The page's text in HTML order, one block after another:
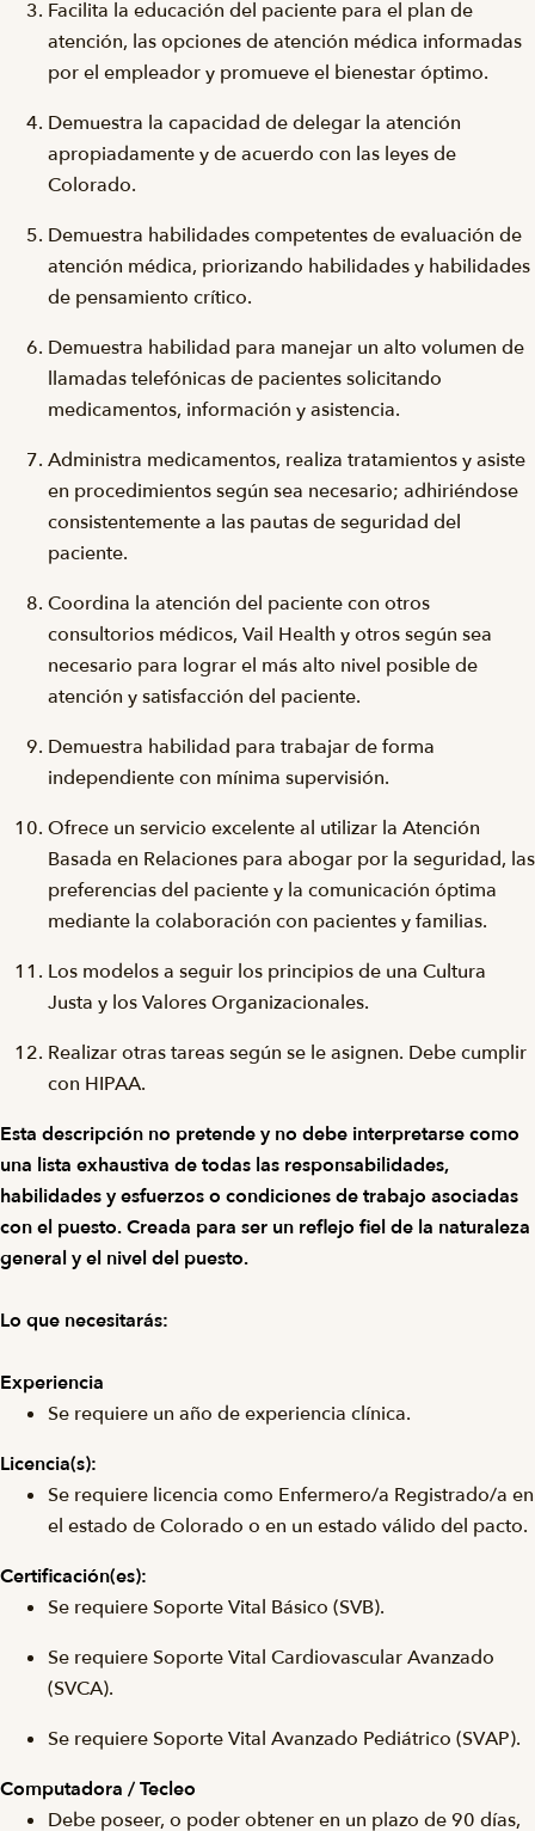
Facilita la educación del paciente para el plan de
atención, las opciones de atención médica informadas
por el empleador y promueve el bienestar óptimo.
Demuestra la capacidad de delegar la atención
apropiadamente y de acuerdo con las leyes de
Colorado.
Demuestra habilidades competentes de evaluación de
atención médica, priorizando habilidades y habilidades
de pensamiento crítico.
Demuestra habilidad para manejar un alto volumen de
llamadas telefónicas de pacientes solicitando
medicamentos, información y asistencia.
Administra medicamentos, realiza tratamientos y asiste
en procedimientos según sea necesario; adhiriéndose
consistentemente a las pautas de seguridad del
paciente.
Coordina la atención del paciente con otros
consultorios médicos, Vail Health y otros según sea
necesario para lograr el más alto nivel posible de
atención y satisfacción del paciente.
Demuestra habilidad para trabajar de forma
independiente con mínima supervisión.
Ofrece un servicio excelente al utilizar la Atención
Basada en Relaciones para abogar por la seguridad, las
preferencias del paciente y la comunicación óptima
mediante la colaboración con pacientes y familias.
Los modelos a seguir los principios de una Cultura
Justa y los Valores Organizacionales.
Realizar otras tareas según se le asignen. Debe cumplir
con HIPAA.
Esta descripción no pretende y no debe interpretarse como
una lista exhaustiva de todas las responsabilidades,
habilidades y esfuerzos o condiciones de trabajo asociadas
con el puesto. Creada para ser un reflejo fiel de la naturaleza
general y el nivel del puesto.
Lo que necesitarás:
Experiencia
Se requiere un año de experiencia clínica.
Licencia(s):
Se requiere licencia como Enfermero/a Registrado/a en
el estado de Colorado o en un estado válido del pacto.
Certificación(es):
Se requiere Soporte Vital Básico (SVB).
Se requiere Soporte Vital Cardiovascular Avanzado
(SVCA).
Se requiere Soporte Vital Avanzado Pediátrico (SVAP).
Computadora / Tecleo
Debe poseer, o poder obtener en un plazo de 90 días,